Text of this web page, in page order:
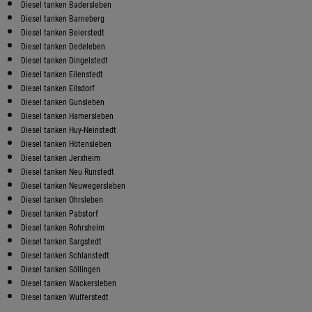
Diesel tanken Badersleben
Diesel tanken Barneberg
Diesel tanken Beierstedt
Diesel tanken Dedeleben
Diesel tanken Dingelstedt
Diesel tanken Eilenstedt
Diesel tanken Eilsdorf
Diesel tanken Gunsleben
Diesel tanken Hamersleben
Diesel tanken Huy-Neinstedt
Diesel tanken Hötensleben
Diesel tanken Jerxheim
Diesel tanken Neu Runstedt
Diesel tanken Neuwegersleben
Diesel tanken Ohrsleben
Diesel tanken Pabstorf
Diesel tanken Rohrsheim
Diesel tanken Sargstedt
Diesel tanken Schlanstedt
Diesel tanken Söllingen
Diesel tanken Wackersleben
Diesel tanken Wulferstedt